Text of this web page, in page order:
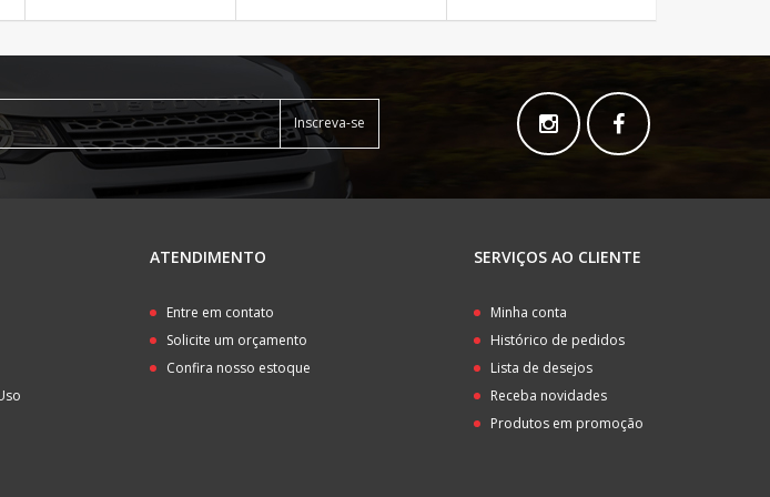
Inscreva-se
ATENDIMENTO
Entre em contato
Solicite um orçamento
Confira nosso estoque
SERVIÇOS AO CLIENTE
Minha conta
Histórico de pedidos
Lista de desejos
Receba novidades
Produtos em promoção